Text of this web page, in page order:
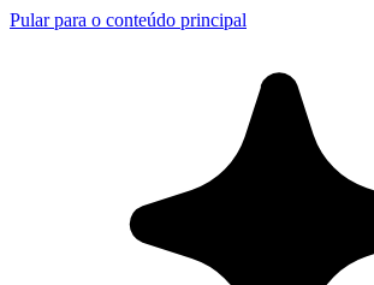
Pular para o conteúdo principal